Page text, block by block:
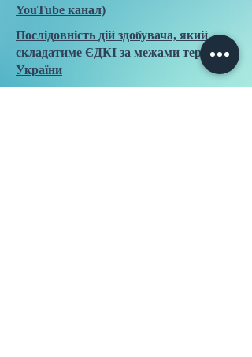
YouTube канал)
Послідовність дій здобувача, який
складатиме ЄДКІ за межами території
України